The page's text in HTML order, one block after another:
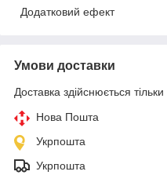
Додатковий ефект
Умови доставки
Доставка здійснюється
Нова Пошта
Укрпошта
Укрпошта